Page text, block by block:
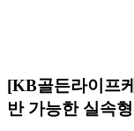
[KB골든라이프
반 가능한 실속형